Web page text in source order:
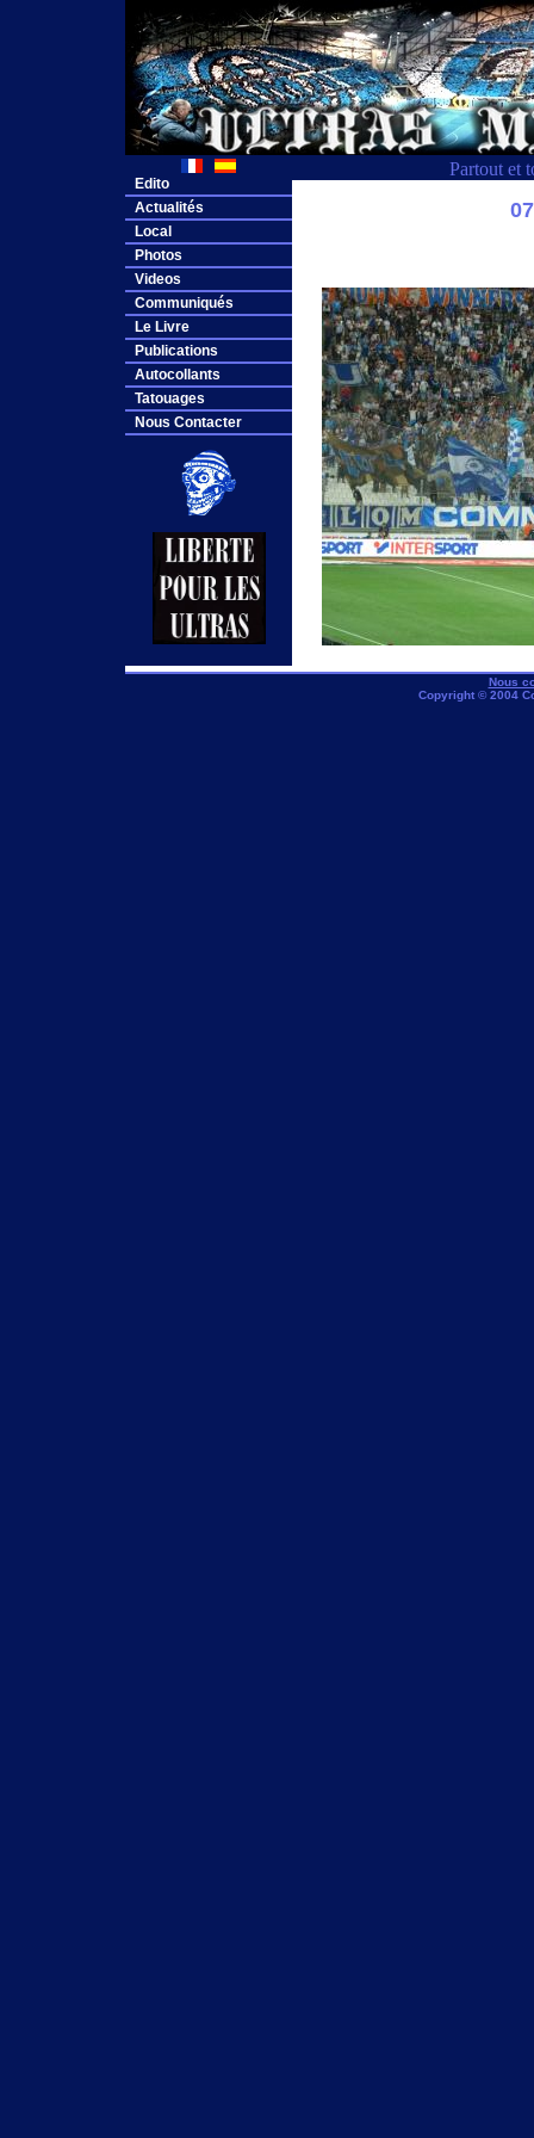
Partout et
Edito
Actualités
Local
Photos
Videos
Communiqués
Le Livre
Publications
Autocollants
Tatouages
Nous Contacter
Nous
Copyright © 2004